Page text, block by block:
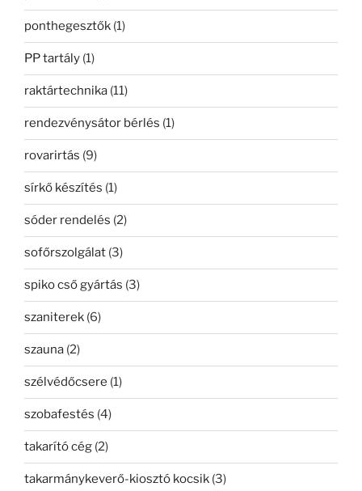
ponthegesztők (1)
PP tartály (1)
raktártechnika (11)
rendezvénysátor bérlés (1)
rovarirtás (9)
sírkő készítés (1)
sóder rendelés (2)
sofőrszolgálat (3)
spiko cső gyártás (3)
szaniterek (6)
szauna (2)
szélvédőcsere (1)
szobafestés (4)
takarító cég (2)
takarmánykeverő-kiosztó kocsik (3)